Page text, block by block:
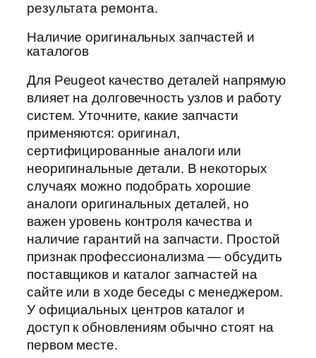
результата ремонта.
Наличие оригинальных запчастей и
каталогов
Для Peugeot качество деталей напрямую
влияет на долговечность узлов и работу
систем. Уточните, какие запчасти
применяются: оригинал,
сертифицированные аналоги или
неоригинальные детали. В некоторых
случаях можно подобрать хорошие
аналоги оригинальных деталей, но
важен уровень контроля качества и
наличие гарантий на запчасти. Простой
признак профессионализма — обсудить
поставщиков и каталог запчастей на
сайте или в ходе беседы с менеджером.
У официальных центров каталог и
доступ к обновлениям обычно стоят на
первом месте.